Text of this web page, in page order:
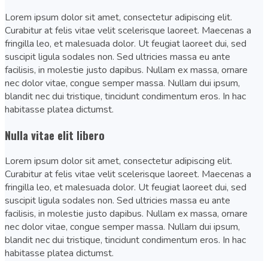
Lorem ipsum dolor sit amet, consectetur adipiscing elit.
Curabitur at felis vitae velit scelerisque laoreet. Maecenas a
fringilla leo, et malesuada dolor. Ut feugiat laoreet dui, sed
suscipit ligula sodales non. Sed ultricies massa eu ante
facilisis, in molestie justo dapibus. Nullam ex massa, ornare
nec dolor vitae, congue semper massa. Nullam dui ipsum,
blandit nec dui tristique, tincidunt condimentum eros. In hac
habitasse platea dictumst.
Nulla vitae elit libero
Lorem ipsum dolor sit amet, consectetur adipiscing elit.
Curabitur at felis vitae velit scelerisque laoreet. Maecenas a
fringilla leo, et malesuada dolor. Ut feugiat laoreet dui, sed
suscipit ligula sodales non. Sed ultricies massa eu ante
facilisis, in molestie justo dapibus. Nullam ex massa, ornare
nec dolor vitae, congue semper massa. Nullam dui ipsum,
blandit nec dui tristique, tincidunt condimentum eros. In hac
habitasse platea dictumst.